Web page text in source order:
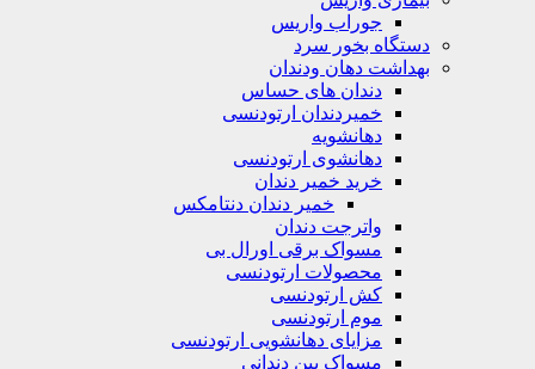
جوراب واریس
دستگاه‌ بخور سرد
بهداشت دهان ودندان
دندان های حساس
خمیردندان ارتودنسی
دهانشویه‌
دهانشوی ارتودنسی
خرید خمیر دندان
خمیر دندان دنتامکس
واترجت دندان
مسواک برقی اورال بی
محصولات ارتودنسی
کش ارتودنسی
موم ارتودنسی
مزایای دهانشویی ارتودنسی
مسواک بین دندانی